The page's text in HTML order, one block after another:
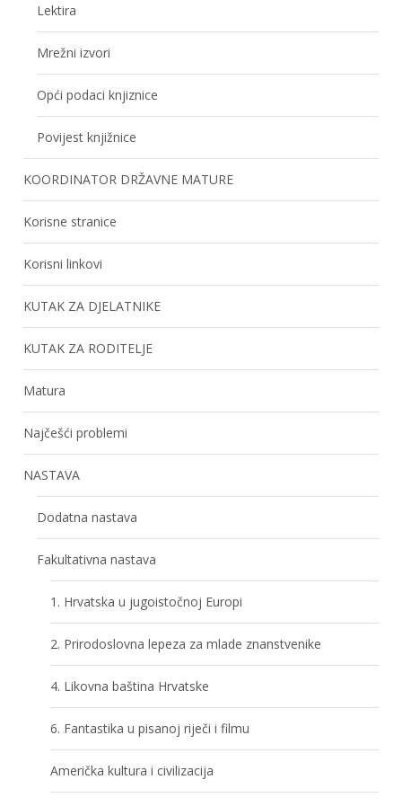
Lektira
Mrežni izvori
Opći podaci knjiznice
Povijest knjižnice
KOORDINATOR DRŽAVNE MATURE
Korisne stranice
Korisni linkovi
KUTAK ZA DJELATNIKE
KUTAK ZA RODITELJE
Matura
Najčešći problemi
NASTAVA
Dodatna nastava
Fakultativna nastava
1. Hrvatska u jugoistočnoj Europi
2. Prirodoslovna lepeza za mlade znanstvenike
4. Likovna baština Hrvatske
6. Fantastika u pisanoj riječi i filmu
Američka kultura i civilizacija